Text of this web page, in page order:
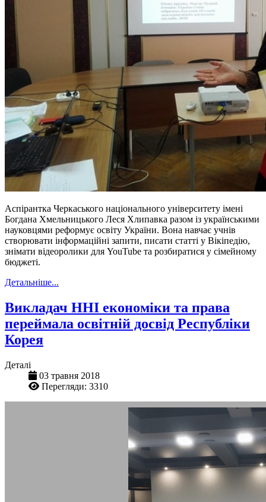
Аспірантка Черкаського національного університету імені
Богдана Хмельницького Леся Хлипавка разом із українськими
науковцями реформує освіту України. Вона навчає учнів
створювати інформаційні запити, писати статті у Вікіпедію,
знімати відеоролики для YouTube та розбиратися у сімейному
бюджеті.
Детальніше...
Викладач ННІ економіки та права
переймала освітній досвід Республіки
Корея
Деталі
03 травня 2018
Перегляди: 3310